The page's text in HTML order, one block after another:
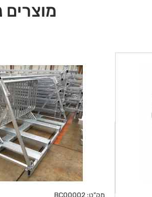
מוצרים
מק"ט: BC00002